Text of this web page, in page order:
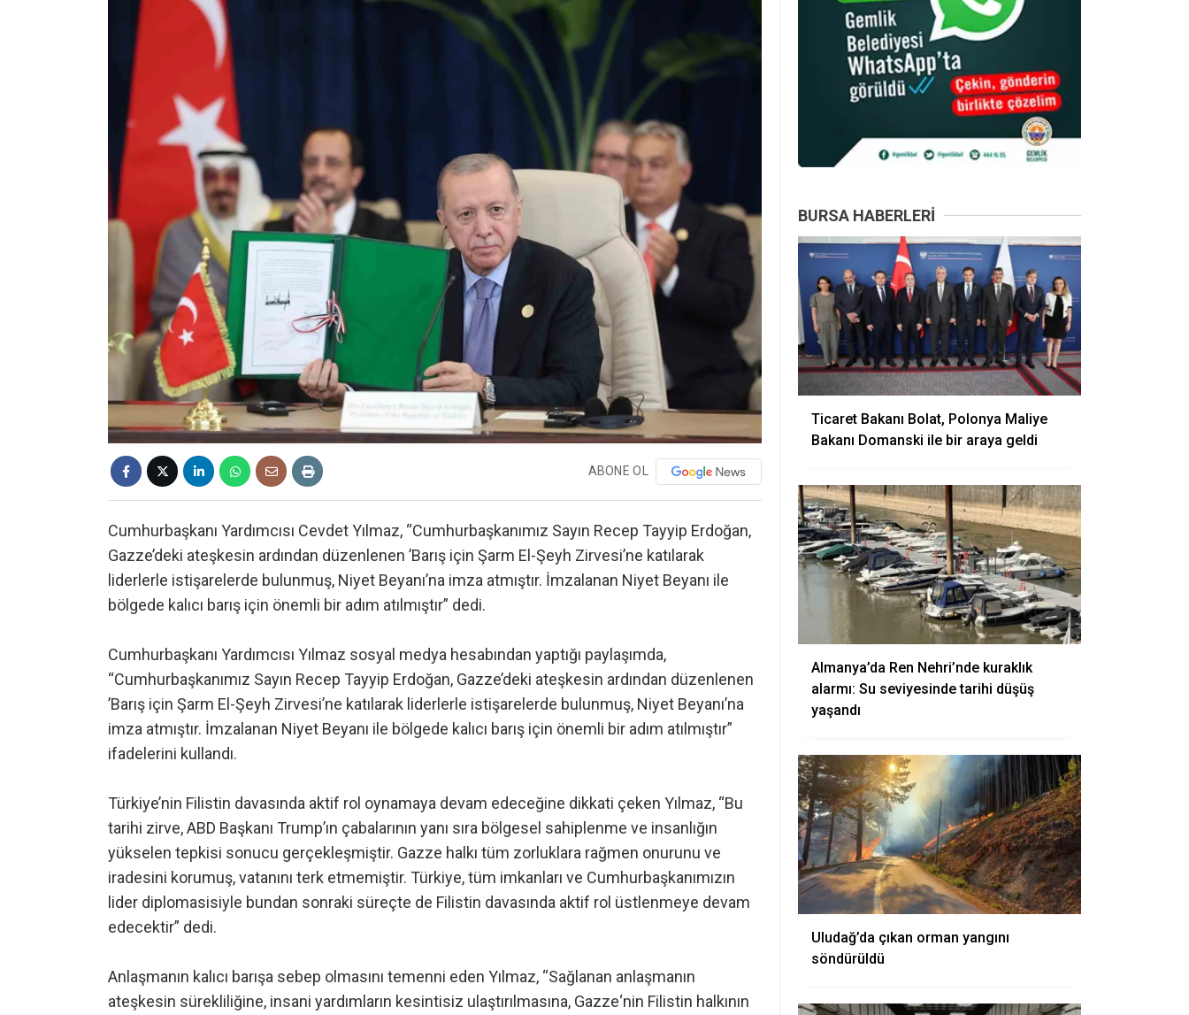
ABONE OL
Cumhurbaşkanı Yardımcısı Cevdet Yılmaz, “Cumhurbaşkanımız Sayın Recep Tayyip Erdoğan,
Gazze’deki ateşkesin ardından düzenlenen ’Barış için Şarm El-Şeyh Zirvesi’ne katılarak
liderlerle istişarelerde bulunmuş, Niyet Beyanı’na imza atmıştır. İmzalanan Niyet Beyanı ile
bölgede kalıcı barış için önemli bir adım atılmıştır” dedi.
Cumhurbaşkanı Yardımcısı Yılmaz sosyal medya hesabından yaptığı paylaşımda,
“Cumhurbaşkanımız Sayın Recep Tayyip Erdoğan, Gazze’deki ateşkesin ardından düzenlenen
’Barış için Şarm El-Şeyh Zirvesi’ne katılarak liderlerle istişarelerde bulunmuş, Niyet Beyanı’na
imza atmıştır. İmzalanan Niyet Beyanı ile bölgede kalıcı barış için önemli bir adım atılmıştır”
ifadelerini kullandı.
Türkiye’nin Filistin davasında aktif rol oynamaya devam edeceğine dikkati çeken Yılmaz, “Bu
tarihi zirve, ABD Başkanı Trump’ın çabalarının yanı sıra bölgesel sahiplenme ve insanlığın
yükselen tepkisi sonucu gerçekleşmiştir. Gazze halkı tüm zorluklara rağmen onurunu ve
iradesini korumuş, vatanını terk etmemiştir. Türkiye, tüm imkanları ve Cumhurbaşkanımızın
lider diplomasisiyle bundan sonraki süreçte de Filistin davasında aktif rol üstlenmeye devam
edecektir” dedi.
Anlaşmanın kalıcı barışa sebep olmasını temenni eden Yılmaz, “Sağlanan anlaşmanın
ateşkesin sürekliliğine, insani yardımların kesintisiz ulaştırılmasına, Gazze‘nin Filistin halkının
BURSA HABERLERI
Ticaret Bakanı Bolat, Polonya Maliye
Bakanı Domanski ile bir araya geldi
Almanya’da Ren Nehri’nde kuraklık
alarmı: Su seviyesinde tarihi düşüş
yaşandı
Uludağ’da çıkan orman yangını
söndürüldü